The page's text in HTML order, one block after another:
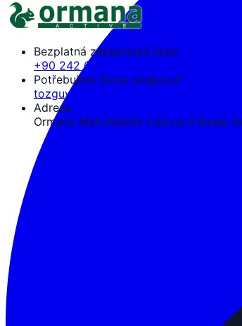
Bezplatná zákaznická linka
+90 242 692 30 30
Potřebujete živou podporu?
tozguven@ormanaactive.com
Adresa
Ormana Mah.Atatürk Cad.no:3 İbradı